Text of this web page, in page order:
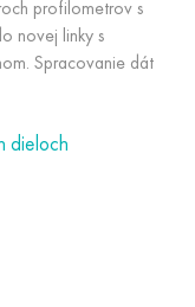
profilometrov s
novej linky s
Spracovanie dát
dieloch